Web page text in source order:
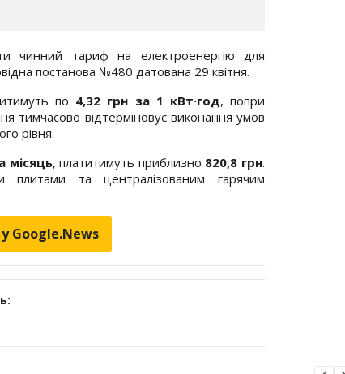
чинний тариф на електроенергію для
постанова №480 датована 29 квітня.
по 4,32 грн за 1 кВт·год, попри
тимчасово відтерміновує виконання умов
рівня.
місяць, платитимуть приблизно 820,8 грн.
плитами та централізованим гарячим
Google.News